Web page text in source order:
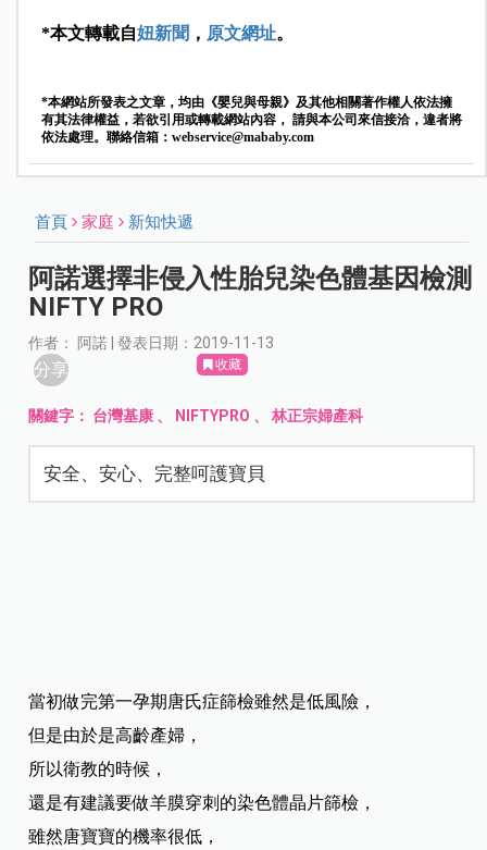
*本文轉載自妞新聞 ， 原文網址。
*本網站所發表之文章，均由《嬰兒與母親》及其他相關著作權人依法擁
有其法律權益，若欲引用或轉載網站內容， 請與本公司來信接洽，違者將
依法處理。聯絡信箱： webservice@mababy.com
首頁 家庭 新知快遞
阿諾選擇非侵入性胎兒染色體基因檢測
NIFTY PRO
作者： 阿諾 | 發表日期：2019-11-13
分享 收藏
關鍵字： 台灣基康 、 NIFTYPRO 、林正宗婦產科
安全、安心、完整呵護寶貝
當初做完第一孕期唐氏症篩檢雖然是低風險，
但是由於是高齡產婦，
所以衛教的時候，
還是有建議要做羊膜穿刺的染色體晶片篩檢，
雖然唐寶寶的機率很低，